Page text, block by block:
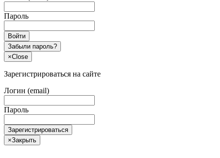
Пароль
Войти
Забыли пароль?
×Close
Зарегистрироваться на сайте
Логин (email)
Пароль
Зарегистрироваться
×Закрыть